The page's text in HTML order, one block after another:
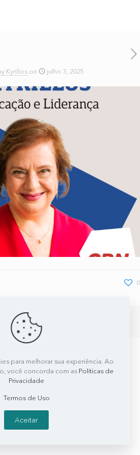
Kyrillos on julho 3, 2025
0
Leny Kyrillos
para melhorar sua experiência. Ao
você concorda com as Políticas de
Privacidade
Termos de Uso
Aceitar